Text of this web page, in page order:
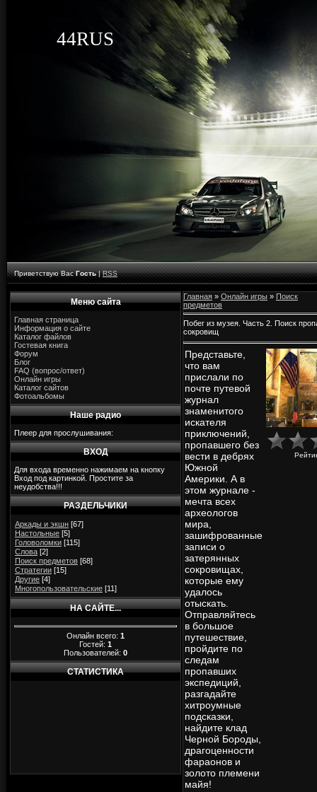
44RUS
Приветствую Вас Гость|RSS
Меню сайта
Главная страница
Информация о сайте
Каталог файлов
Гостевая книга
Форум
Блог
FAQ (вопрос/ответ)
Онлайн игры
Каталог сайтов
Фотоальбомы
Наше радио
Плеер для прослушивания:
ВХОД
Для входа временно нажимаем на кнопку
Вход под картинкой. Простите за
неудобства!!!
РАЗДЕЛЬЧИКИ
Аркады и экшн [67]
Настольные [5]
Головоломки [115]
Слова [2]
Поиск предметов [68]
Стратегии [15]
Другие [4]
Многопользовательские [11]
НА САЙТЕ...
Онлайн всего: 1
Гостей: 1
Пользователей: 0
СТАТИСТИКА
Главная » Онлайн игры » Поиск
предметов
Побег из музея. Часть 2. Поиск
сокровищ
Представьте,
что вам
прислали по
почте путевой
журнал
знаменитого
искателя
приключений,
пропавшего без
вести в дебрях
Южной
Америки. А в
этом журнале -
мечта всех
археологов
мира,
зашифрованные
записи о
затерянных
сокровищах,
которые ему
удалось
отыскать.
Отправляйтесь
в большое
путешествие,
пройдите по
следам
пропавших
экспедиций,
разгадайте
хитроумные
подсказки,
найдите клад
Черной Бороды,
драгоценности
фараонов и
золото племени
майя!